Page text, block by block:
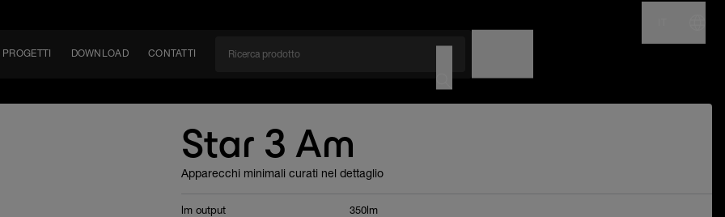
PROGETTI DOWNLOAD CONTATTI
NOME
Star 3 Am
Apparecchi minimali curati nel dettaglio
lm output 350lm